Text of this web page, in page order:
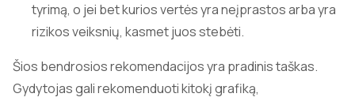
tyrimą, o jei bet kurios vertės yra neįprastos arba yra
rizikos veiksnių, kasmet juos stebėti.
Šios bendrosios rekomendacijos yra pradinis taškas.
Gydytojas gali rekomenduoti kitokį grafiką,